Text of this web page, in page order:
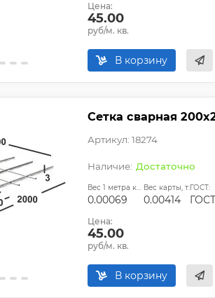
Цена:
45.00
руб/м. кв.
В корзину
Сетка сварная
Артикул: 18274
Достаточно
Вес 1 метра квадратного, т:
0.00069
Вес карты, т:
0.00414
ГОСТ:
Цена:
45.00
руб/м. кв.
В корзину